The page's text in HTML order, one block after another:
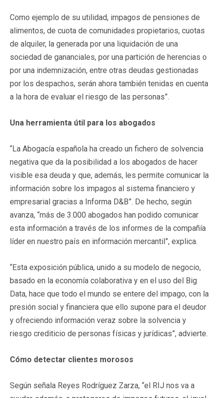
Como ejemplo de su utilidad, impagos de pensiones de
alimentos, de cuota de comunidades propietarios, cuotas
de alquiler, la generada por una liquidación de una
sociedad de gananciales, por una partición de herencias o
por una indemnización, entre otras deudas gestionadas
por los despachos, serán ahora también tenidas en cuenta
a la hora de evaluar el riesgo de las personas”.
Una herramienta útil para los abogados
“La Abogacía española ha creado un fichero de solvencia
negativa que da la posibilidad a los abogados de hacer
visible esa deuda y que, además, les permite comunicar la
información sobre los impagos al sistema financiero y
empresarial gracias a Informa D&B”. De hecho, según
avanza, “más de 3.000 abogados han podido comunicar
esta información a través de los informes de la compañía
líder en nuestro país en información mercantil”, explica.
“Esta exposición pública, unido a su modelo de negocio,
basado en la economía colaborativa y en el uso del Big
Data, hace que todo el mundo se entere del impago, con la
presión social y financiera que ello supone para el deudor
y ofreciendo información veraz sobre la solvencia y
riesgo crediticio de personas físicas y jurídicas”, advierte.
Cómo detectar clientes morosos
Según señala Reyes Rodríguez Zarza, “el RIJ nos va a